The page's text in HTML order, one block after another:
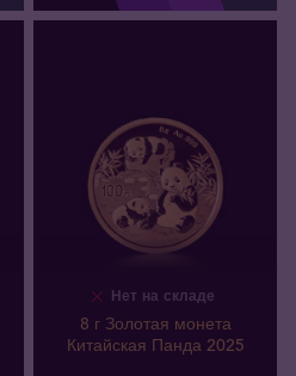
Нет на складе
8 г Золотая монета
Китайская Панда 2025